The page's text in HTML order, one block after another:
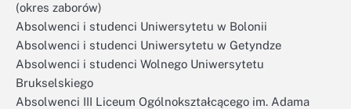
(okres zaborów)
Absolwenci i studenci Uniwersytetu w Bolonii
Absolwenci i studenci Uniwersytetu w Getyndze
Absolwenci i studenci Wolnego Uniwersytetu
Brukselskiego
Absolwenci III Liceum Ogólnokształcącego im. Adama